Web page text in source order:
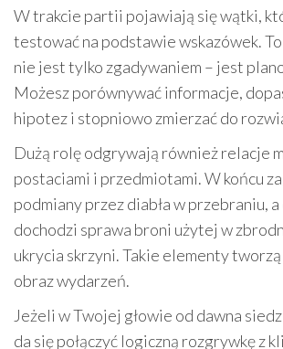
W trakcie partii pojawiają się wątki,
testować na podstawie wskazówek.
nie jest tylko zgadywaniem – jest
Możesz porównywać informacje,
hipotez i stopniowo zmierzać do
Dużą rolę odgrywają również relacje
postaciami i przedmiotami. W końcu
podmiany przez diabła w przebraniu,
dochodzi sprawa broni użytej w
ukrycia skrzyni. Takie elementy
obraz wydarzeń.
Jeżeli w Twojej głowie od dawna
da się połączyć logiczną rozgrywkę z